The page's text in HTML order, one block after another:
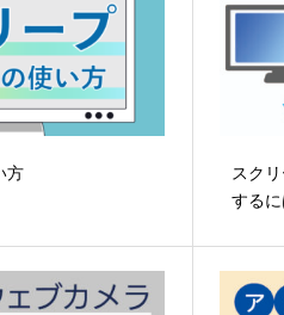
方
スク
するに